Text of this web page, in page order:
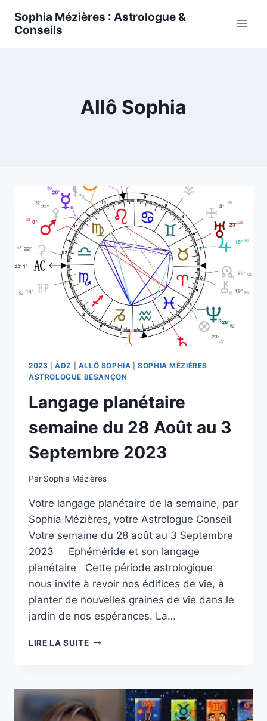
Sophia Mézières : Astrologue &
Conseils
Allô Sophia
2023 |ADZ ALLÔ SOPHIA |SOPHIA MÉZIÈRES
ASTROLOGUE BESANÇON
Langage planétaire
semaine du 28 Août au 3
Septembre 2023
Par Sophia Mézières
Votre langage planétaire de la semaine, par
Sophia Mézières, votre Astrologue Conseil
Votre semaine du 28 août au 3 Septembre
2023 Ephéméride et son langage
planétaire Cette période astrologique
nous invite à revoir nos édifices de vie, à
planter de nouvelles graines de vie dans le
jardin de nos espérances. La…
LIRE LA SUITELANGAGE
28
AU